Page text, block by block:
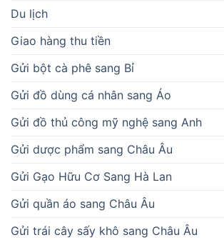
Du lịch
Giao hàng thu tiền
Gửi bột cà phê sang Bỉ
Gửi đồ dùng cá nhân sang Áo
Gửi đồ thủ công mỹ nghệ sang Anh
Gửi dược phẩm sang Châu Âu
Gửi Gạo Hữu Cơ Sang Hà Lan
Gửi quần áo sang Châu Âu
Gửi trái cây sấy khô sang Châu Âu